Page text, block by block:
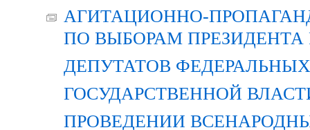
АГИТАЦИОННО-
ПО ВЫБОРАМ
ДЕПУТАТОВ
ГОСУДАРСТВЕННОЙ
ПРОВЕДЕНИИ